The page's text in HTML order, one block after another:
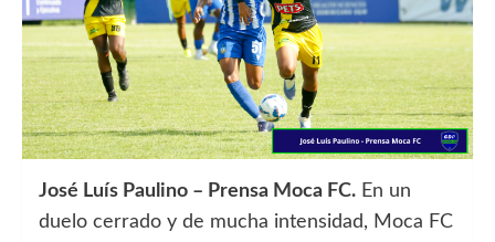
José Luís Paulino – Prensa Moca FC. En un
duelo cerrado y de mucha intensidad, Moca FC